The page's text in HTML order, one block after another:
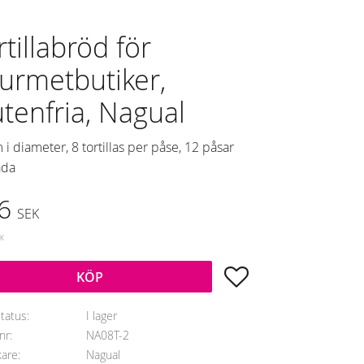
för
Nagual
i diameter, 8 tortillas per påse, 12 påsar
pris:
SEK
pris:
KÖP Lägg till i favoriter
I lager
NA08T-2
Nagual